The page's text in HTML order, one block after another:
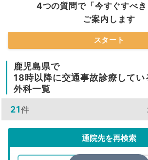
4つの質問で「今すぐすべ
ご案内します
スタート
鹿児島県で
18時以降に交通事故診療してい
外科一覧
21件
通院先を再検索